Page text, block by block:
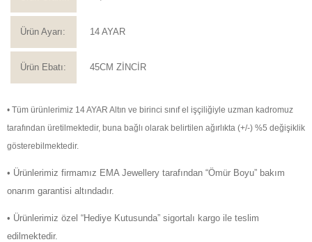
Ürün Ayarı: 14 AYAR
Ürün Ebatı: 45CM ZİNCİR
• Tüm ürünlerimiz 14 AYAR Altın ve birinci sınıf el işçiliğiyle uzman kadromuz
tarafından üretilmektedir, buna bağlı olarak belirtilen ağırlıkta (+/-) %5 değişiklik
gösterebilmektedir.
• Ürünlerimiz firmamız EMA Jewellery tarafından “Ömür Boyu” bakım
onarım garantisi altındadır.
• Ürünlerimiz özel “Hediye Kutusunda” sigortalı kargo ile teslim
edilmektedir.